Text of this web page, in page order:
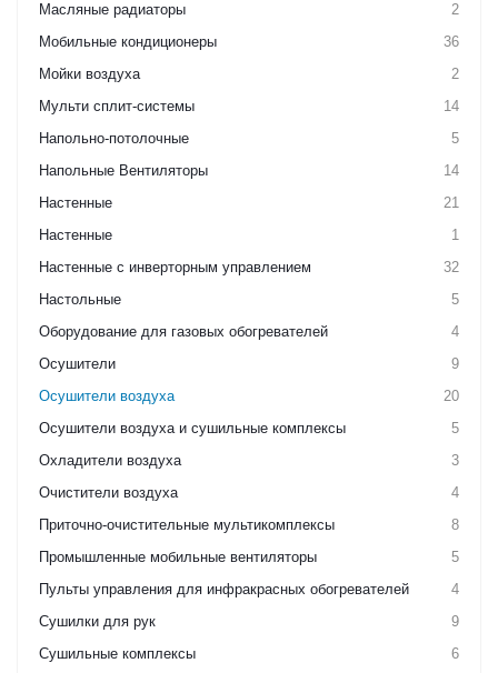
Масляные радиаторы
2
Мобильные кондиционеры
36
Мойки воздуха
2
Мульти сплит-системы
14
Напольно-потолочные
5
Напольные Вентиляторы
14
Настенные
21
Настенные
1
Настенные с инверторным управлением
32
Настольные
5
Оборудование для газовых обогревателей
4
Осушители
9
Осушители воздуха
20
Осушители воздуха и сушильные комплексы
5
Охладители воздуха
3
Очистители воздуха
4
Приточно-очистительные мультикомплексы
8
Промышленные мобильные вентиляторы
5
Пульты управления для инфракрасных обогревателей
4
Сушилки для рук
9
Сушильные комплексы
6